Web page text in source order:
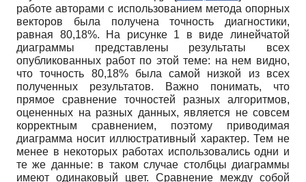
работе авторами с использованием метода опорных
векторов была получена точность диагностики,
равная 80,18%. На рисунке 1 в виде линейчатой
диаграммы представлены результаты всех
опубликованных работ по этой теме: на нем видно,
что точность 80,18% была самой низкой из всех
полученных результатов. Важно понимать, что
прямое сравнение точностей разных алгоритмов,
оцененных на разных данных, является не совсем
корректным сравнением, поэтому приводимая
диаграмма носит иллюстративный характер. Тем не
менее в некоторых работах использовались одни и
те же данные: в таком случае столбцы диаграммы
имеют одинаковый цвет. Сравнение между собой